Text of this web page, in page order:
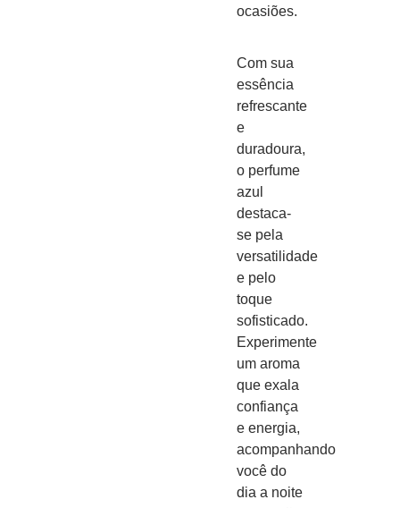
ocasiões.
Com sua
essência
refrescante
e
duradoura,
o perfume
azul
destaca-
se pela
versatilidade
e pelo
toque
sofisticado.
Experimente
um aroma
que exala
confiança
e energia,
acompanhando
você do
dia a noite